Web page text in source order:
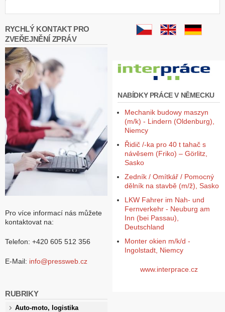
RYCHLÝ KONTAKT PRO
ZVEŘEJNĚNÍ ZPRÁV
Pro více informací nás můžete
kontaktovat na:
Telefon: +420 605 512 356
E-Mail: info@pressweb.cz
RUBRIKY
Auto-moto, logistika
NABÍDKY PRÁCE V NĚMECKU
Mechanik budowy maszyn
(m/k) - Lindern (Oldenburg),
Niemcy
Řidič /-ka pro 40 t tahač s
návěsem (Friko) – Görlitz,
Sasko
Zedník / Omítkář / Pomocný
dělník na stavbě (m/ž), Sasko
LKW Fahrer im Nah- und
Fernverkehr - Neuburg am
Inn (bei Passau),
Deutschland
Monter okien m/k/d -
Ingolstadt, Niemcy
www.interprace.cz